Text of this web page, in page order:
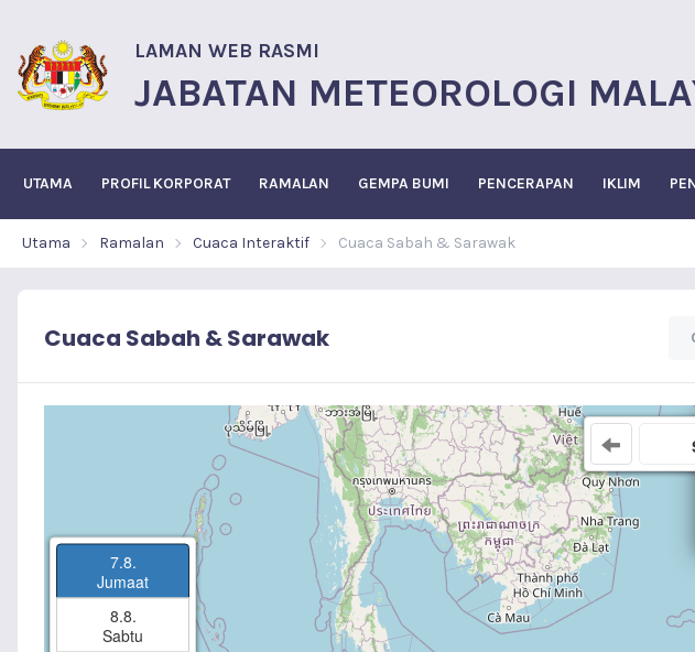
LAMAN WEB RASMI
JABATAN METEOROLOGI
UTAMA PROFIL KORPORAT RAMALAN GEMPA BUMI PENCERAPAN IKLIM
Utama Ramalan Cuaca Interaktif Cuaca Sabah & Sarawak
Cuaca Sabah & Sarawak